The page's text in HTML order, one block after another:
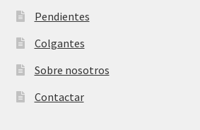
Pendientes
Colgantes
Sobre nosotros
Contactar